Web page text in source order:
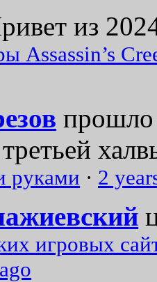
из
Assassin’s
прошло
руками · 2
игровых